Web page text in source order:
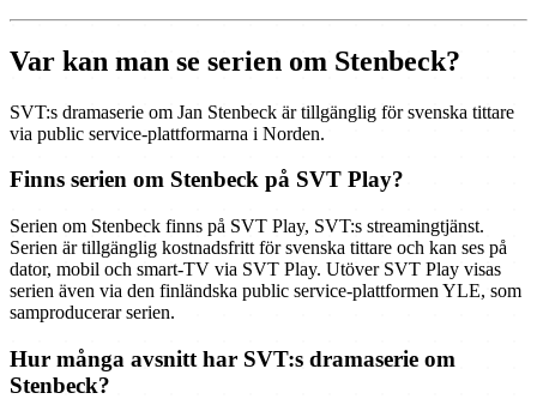
Var kan man se serien om Stenbeck?
SVT:s dramaserie om Jan Stenbeck är tillgänglig för svenska tittare
via public service-plattformarna i Norden.
Finns serien om Stenbeck på SVT Play?
Serien om Stenbeck finns på SVT Play, SVT:s streamingtjänst.
Serien är tillgänglig kostnadsfritt för svenska tittare och kan ses på
dator, mobil och smart-TV via SVT Play. Utöver SVT Play visas
serien även via den finländska public service-plattformen YLE, som
samproducerar serien.
Hur många avsnitt har SVT:s dramaserie om
Stenbeck?